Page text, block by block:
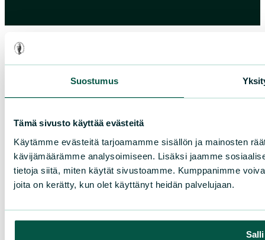
Suostumus
Tämä sivusto käyttää evästeitä
Käytämme evästeitä tarjoamamme sisällön ja mainosten
kävijämäärämme analysoimiseen. Lisäksi jaamme
tietoja siitä, miten käytät sivustoamme. Kumppanimme
joita on kerätty, kun olet käyttänyt heidän palvelujaan.